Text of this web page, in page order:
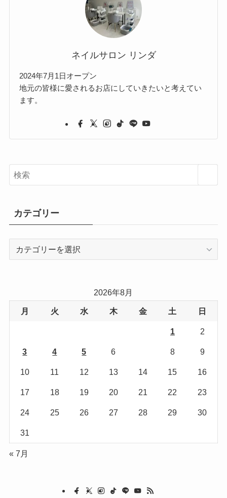
ネイルサロン リンダ
2024年7月1日オープン
地元の皆様に愛されるお店にしていきたいと考えてい
ます。
カテゴリー
2026年8月
月 火 水 木 金 土 日
1 2
3 4 5 6 8 9
10 11 12 13 14 15 16
17 18 19 20 21 22 23
24 25 26 27 28 29 30
31
« 7月